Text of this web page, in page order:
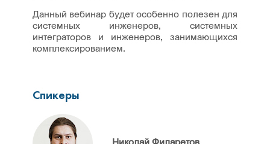
Данный вебинар будет особенно полезен для
системных инженеров, системных
интеграторов и инженеров, занимающихся
комплексированием.
Спикеры